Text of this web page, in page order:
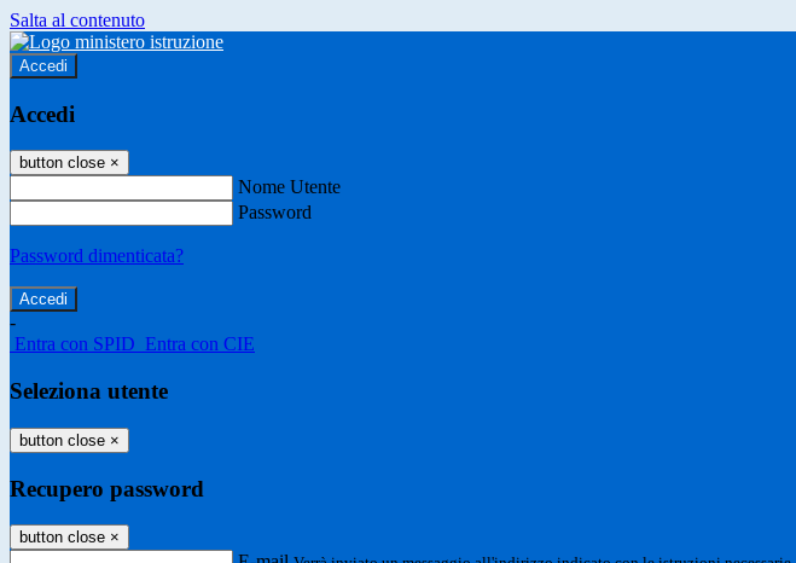
Salta al contenuto
Accedi
Accedi
button close ×
Nome Utente
Password
Password dimenticata?
-
Entra con SPID Entra con CIE
Seleziona utente
button close ×
Recupero password
button close ×